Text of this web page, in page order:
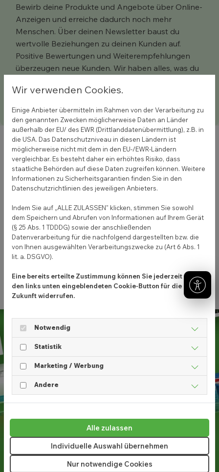
Bewirb deine Produkte und Angebote über Online-
Anzeigen und erreiche dadurch noch mehr
Menschen. Über deinen Newsletter baust du
wertvolle Beziehungen zu deinen Kunden auf.
Positive Bewertungen und Weiterempfehlungen
überzeugen neue Kunden. Wir haben alles, was du
Leg direktkostenlos
losund entdecke alle
Vorteile!
Jetzt loslegen
Wir verwenden Cookies.
Einige Anbieter übermitteln im Rahmen von der Verarbeitung zu
den genannten Zwecken möglicherweise Daten an Länder
außerhalb der EU/ des EWR (Drittlanddatenübermittlung), z.B. in
die USA. Das Datenschutzniveau in diesen Ländern ist
möglicherweise nicht mit dem in den EU-/EWR-Ländern
vergleichbar. Es besteht daher ein erhöhtes Risiko, dass
staatliche Behörden auf diese Daten zugreifen können. Weitere
Informationen zu Sicherheitsgarantien finden Sie in den
Datenschutzrichtlinien des jeweiligen Anbieters.
Indem Sie auf „ALLE ZULASSEN" klicken, stimmen Sie sowohl
dem Speichern und Abrufen von Informationen auf Ihrem Gerät
(§ 25 Abs. 1 TDDDG) sowie der anschließenden
Datenverarbeitung für die nachfolgend dargestellten bzw. die
von Ihnen ausgewählten Verarbeitungszwecke zu (Art 6 Abs. 1
lit. a. DSGVO).
Eine bereits erteilte Zustimmung können Sie jederzeit über
den links unten eingeblendeten Cookie-Button für die
Zukunft widerrufen.
Notwendig
Statistik
Marketing / Werbung
Andere
Nur notwendige Cookies
Individuelle Auswahl übernehmen
Alle zulassen